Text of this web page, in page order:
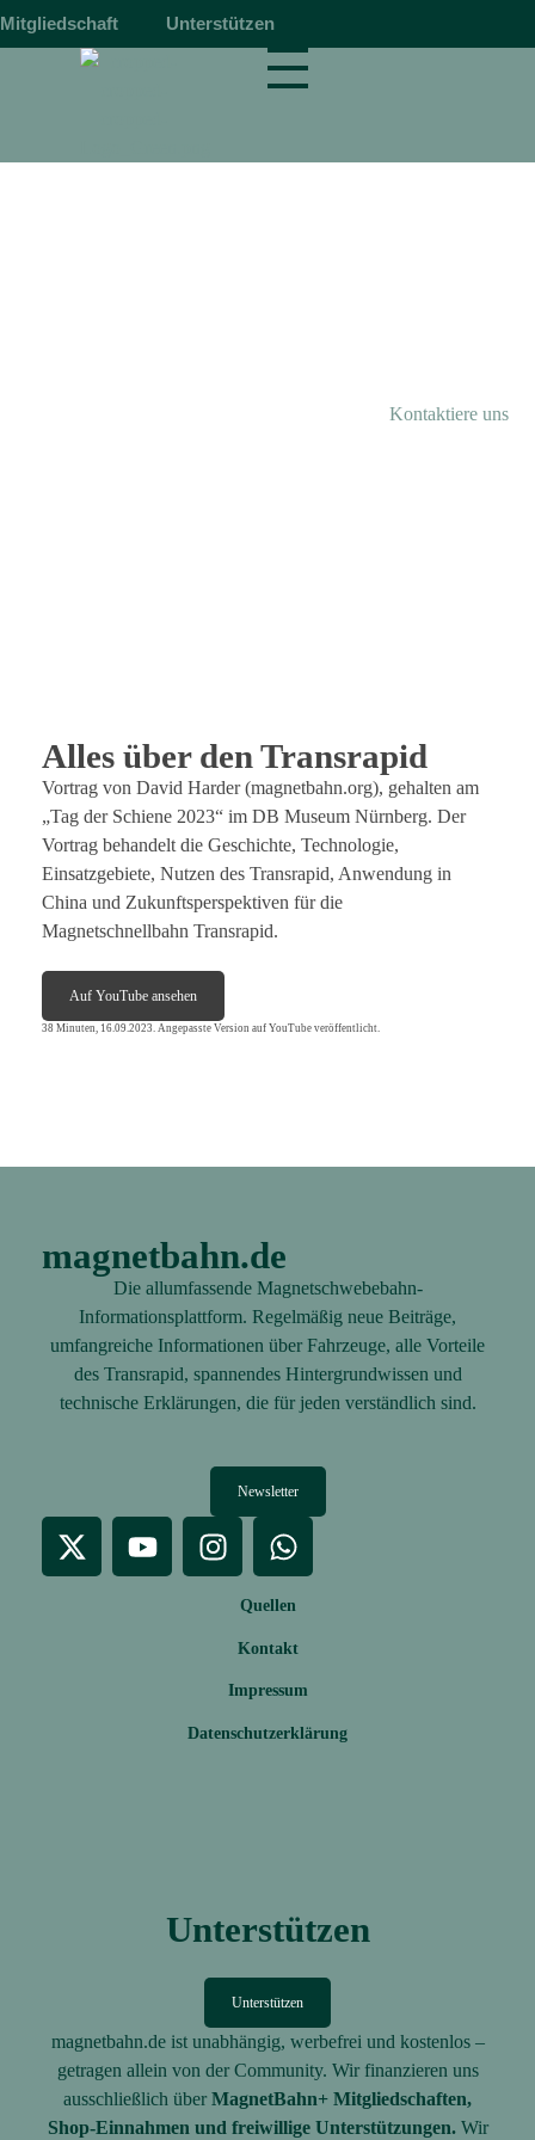
Mitgliedschaft Unterstützen
Kontaktiere uns
Alles über den Transrapid
Vortrag von David Harder (magnetbahn.org), gehalten am
„Tag der Schiene 2023“ im DB Museum Nürnberg. Der
Vortrag behandelt die Geschichte, Technologie,
Einsatzgebiete, Nutzen des Transrapid, Anwendung in
China und Zukunftsperspektiven für die
Magnetschnellbahn Transrapid.
Auf YouTube ansehen
38 Minuten, 16.09.2023. Angepasste Version auf YouTube veröffentlicht.
magnetbahn.de
Die allumfassende Magnetschwebebahn-
Informationsplattform. Regelmäßig neue Beiträge,
umfangreiche Informationen über Fahrzeuge, alle Vorteile
des Transrapid, spannendes Hintergrundwissen und
technische Erklärungen, die für jeden verständlich sind.
Newsletter
Quellen
Kontakt
Impressum
Datenschutzerklärung
Unterstützen
Unterstützen
magnetbahn.de ist unabhängig, werbefrei und kostenlos –
getragen allein von der Community. Wir finanzieren uns
ausschließlich über MagnetBahn+ Mitgliedschaften,
Shop-Einnahmen und freiwillige Unterstützungen.Wir